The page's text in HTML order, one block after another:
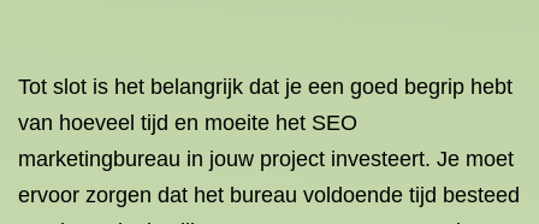
Tot slot is het belangrijk dat je een goed begrip hebt
van hoeveel tijd en moeite het SEO
marketingbureau in jouw project investeert. Je moet
ervoor zorgen dat het bureau voldoende tijd besteed